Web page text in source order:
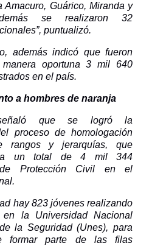
Amacuro, Guárico, Miranda y
se realizaron 32
puntualizó.
además indicó que fueron
oportuna 3 mil 640
en el país.
a hombres de naranja
señaló que se logró la
proceso de homologación
rangos y jerarquías, que
a un total de 4 mil 344
de Protección Civil en el
hay 823 jóvenes realizando
en la Universidad Nacional
la Seguridad (Unes), para
formar parte de las filas